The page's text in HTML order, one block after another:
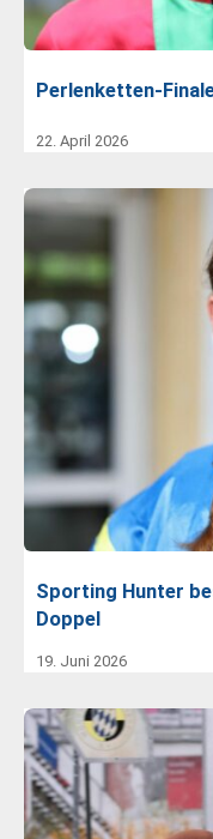
Perlenketten-
22. April 2026
Sporting Hunter
Doppel
19. Juni 2026